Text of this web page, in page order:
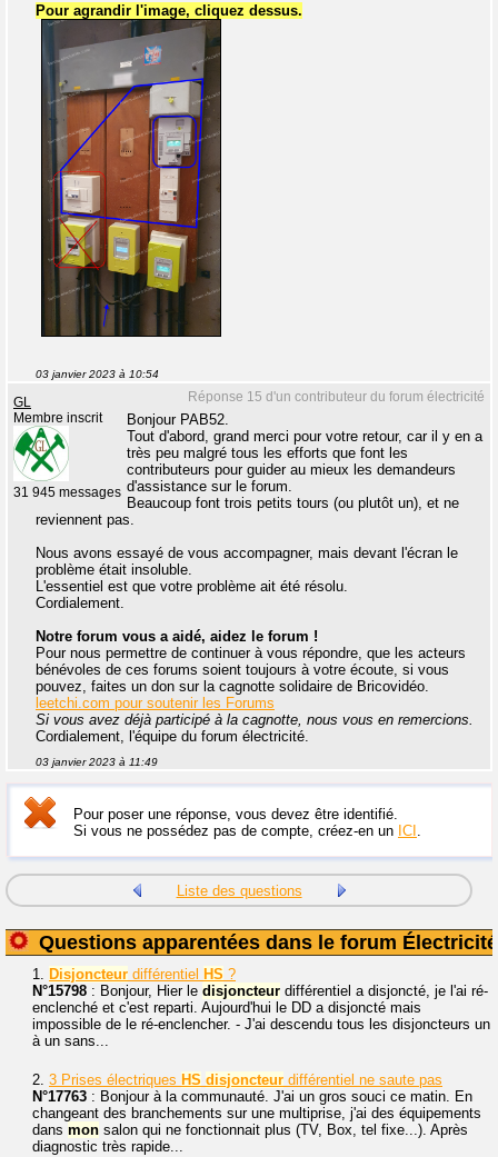
Pour agrandir l'image, cliquez dessus.
03 janvier 2023 à 10:54
Réponse 15 d'un contributeur du forum électricité
GL
Membre inscrit
31 945 messages
Bonjour PAB52.
Tout d'abord, grand merci pour votre retour, car il y en a
très peu malgré tous les efforts que font les
contributeurs pour guider au mieux les demandeurs
d'assistance sur le forum.
Beaucoup font trois petits tours (ou plutôt un), et ne
reviennent pas.
Nous avons essayé de vous accompagner, mais devant l'écran le
problème était insoluble.
L'essentiel est que votre problème ait été résolu.
Cordialement.
Notre forum vous a aidé, aidez le forum !
Pour nous permettre de continuer à vous répondre, que les acteurs
bénévoles de ces forums soient toujours à votre écoute, si vous
pouvez, faites un don sur la cagnotte solidaire de Bricovidéo.
leetchi.com pour soutenir les Forums
Si vous avez déjà participé à la cagnotte, nous vous en remercions.
Cordialement, l'équipe du forum électricité.
03 janvier 2023 à 11:49
Pour poser une réponse, vous devez être identifié.
Si vous ne possédez pas de compte, créez-en un ICI .
Liste des questions
Questions apparentées dans le forum Électricité
1. Disjoncteur différentiel HS ?
N°15798 : Bonjour, Hier le disjoncteur différentiel a disjoncté, je l'ai ré-
enclenché et c'est reparti. Aujourd'hui le DD a disjoncté mais
impossible de le ré-enclencher. - J'ai descendu tous les disjoncteurs un
à un sans...
2. 3 Prises électriques HS disjoncteur différentiel ne saute pas
N°17763 : Bonjour à la communauté. J'ai un gros souci ce matin. En
changeant des branchements sur une multiprise, j'ai des équipements
dans mon salon qui ne fonctionnait plus (TV, Box, tel fixe...). Après
diagnostic très rapide...